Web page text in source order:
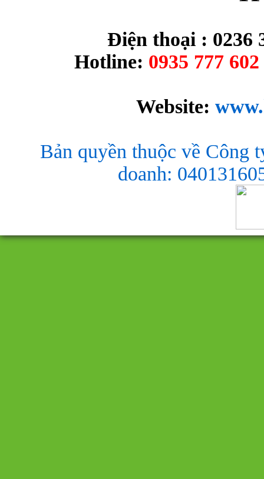
Điện thoại : 0236
Hotline: 0935 777
Website:
Bản quyền thuộc về Công
doanh: